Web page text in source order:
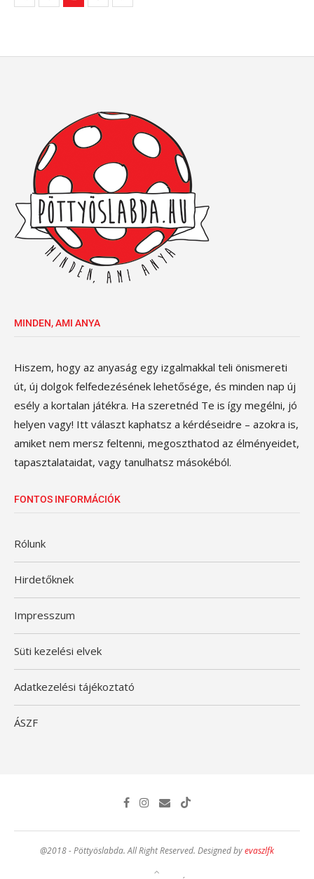
MINDEN, AMI ANYA
Hiszem, hogy az anyaság egy izgalmakkal teli önismereti
út, új dolgok felfedezésének lehetősége, és minden nap új
esély a kortalan játékra. Ha szeretnéd Te is így megélni, jó
helyen vagy! Itt választ kaphatsz a kérdéseidre – azokra is,
amiket nem mersz feltenni, megoszthatod az élményeidet,
tapasztalataidat, vagy tanulhatsz másokéból.
FONTOS INFORMÁCIÓK
Rólunk
Hirdetőknek
Impresszum
Süti kezelési elvek
Adatkezelési tájékoztató
ÁSZF
@2018 - Pöttyöslabda. All Right Reserved. Designed byevaszlfk